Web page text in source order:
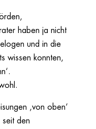
haben ja nicht
und in die
wissen konnten,
‚von oben‘
seit den